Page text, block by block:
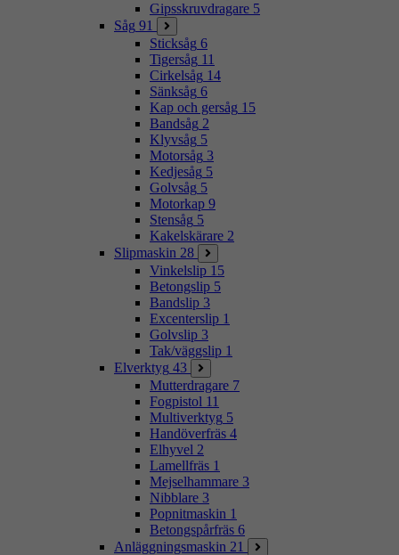
Gipsskruvdragare 5
Såg 91
Sticksåg 6
Tigersåg 11
Cirkelsåg 14
Sänksåg 6
Kap och gersåg 15
Bandsåg 2
Klyvsåg 5
Motorsåg 3
Kedjesåg 5
Golvsåg 5
Motorkap 9
Stensåg 5
Kakelskärare 2
Slipmaskin 28
Vinkelslip 15
Betongslip 5
Bandslip 3
Excenterslip 1
Golvslip 3
Tak/väggslip 1
Elverktyg 43
Mutterdragare 7
Fogpistol 11
Multiverktyg 5
Handöverfräs 4
Elhyvel 2
Lamellfräs 1
Mejselhammare 3
Nibblare 3
Popnitmaskin 1
Betongspårfräs 6
Anläggningsmaskin 21